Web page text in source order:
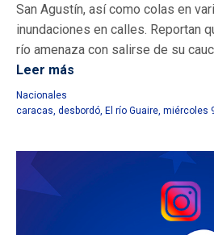
San Agustín, así como colas en
inundaciones en calles. Reportan
río amenaza con salirse de su
Leer más
Nacionales
caracas desbordó El río Guaire miércoles